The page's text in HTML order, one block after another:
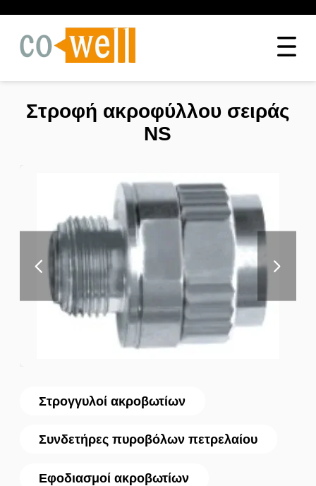
Στρογγυλοί ακροβωτίων
Συνδετήρες πυροβόλων πετρελαίου
Εφοδιασμοί ακροβωτίων
Στροφή ακροφύλλου σειράς
NS